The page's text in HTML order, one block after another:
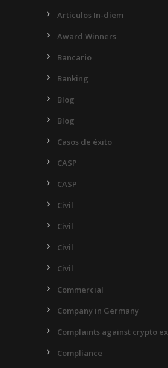
Articulos In-diem
Award Winners
Bancario
Banking
Blog
Blog
Casos de éxito
CASP
CASP
Civil
Civil
Civil
Civil
Commercial
Company in Germany
Complaints against crypto
Compliance